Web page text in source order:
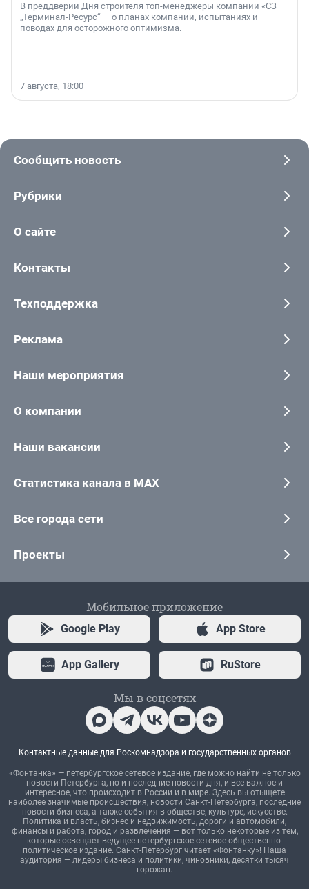
В преддверии Дня строителя топ-менеджеры компании «СЗ
„Терминал-Ресурс“ — о планах компании, испытаниях и
поводах для осторожного оптимизма.
7 августа, 18:00
Сообщить новость
Рубрики
О сайте
Контакты
Техподдержка
Реклама
Наши мероприятия
О компании
Наши вакансии
Статистика канала в MAX
Все города сети
Проекты
Мобильное приложение
Google Play App Store
App Gallery RuStore
Мы в соцсетях
Контактные данные для Роскомнадзора и государственных органов
«Фонтанка» — петербургское сетевое издание, где можно найти не только
новости Петербурга, но и последние новости дня, и все важное и
интересное, что происходит в России и в мире. Здесь вы отыщете
наиболее значимые происшествия, новости Санкт-Петербурга, последние
новости бизнеса, а также события в обществе, культуре, искусстве.
Политика и власть, бизнес и недвижимость, дороги и автомобили,
финансы и работа, город и развлечения — вот только некоторые из тем,
которые освещает ведущее петербургское сетевое общественно-
политическое издание. Санкт-Петербург читает «Фонтанку»! Наша
аудитория — лидеры бизнеса и политики, чиновники, десятки тысяч
горожан.